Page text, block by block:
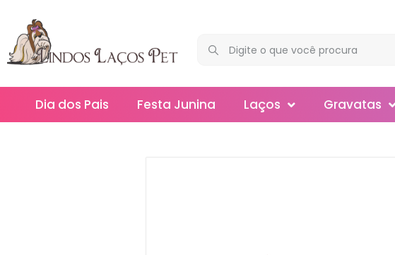
Dia dos Pais Festa Junina Laços Gravatas